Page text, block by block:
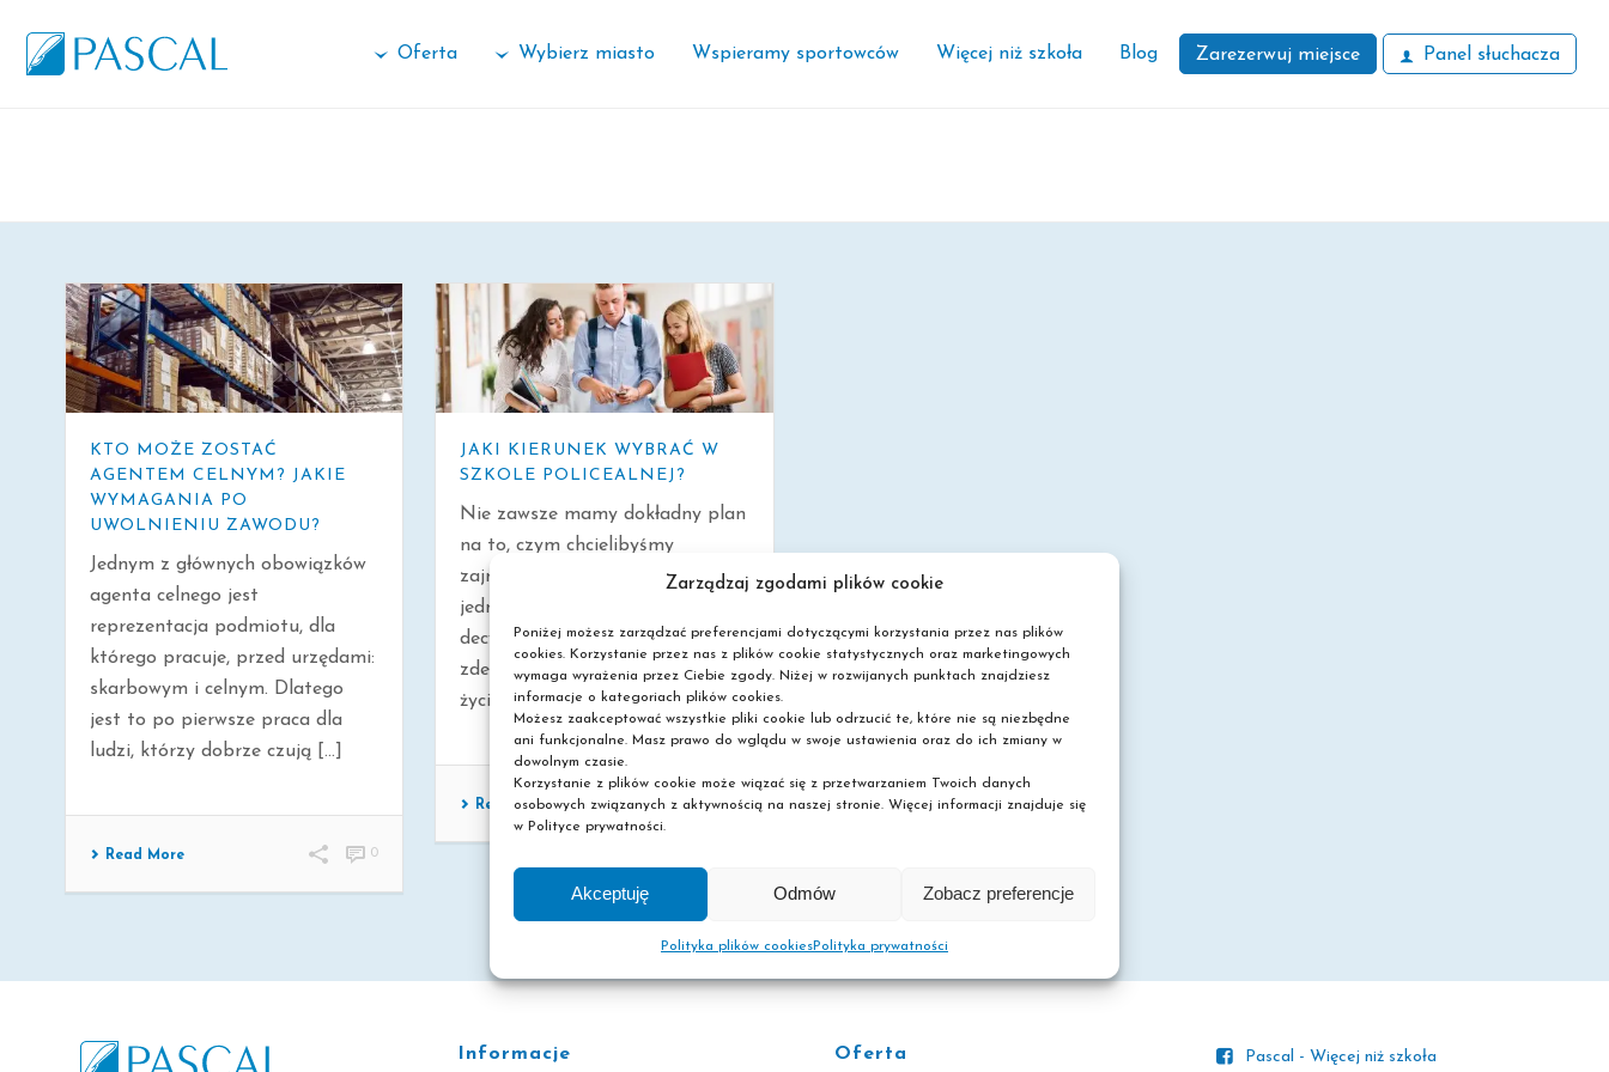
Zarządzaj zgodami plików cookie
Poniżej możesz zarządzać preferencjami dotyczącymi korzystania przez nas plików
cookies. Korzystanie przez nas z plików cookie statystycznych oraz marketingowych
wymaga wyrażenia przez Ciebie zgody. Niżej w rozwijanych punktach znajdziesz
informacje o kategoriach plików cookies.
Możesz zaakceptować wszystkie pliki cookie lub odrzucić te, które nie są niezbędne
ani funkcjonalne. Masz prawo do wglądu w swoje ustawienia oraz do ich zmiany w
dowolnym czasie.
Korzystanie z plików cookie może wiązać się z przetwarzaniem Twoich danych
osobowych związanych z aktywnością na naszej stronie. Więcej informacji znajduje się
w Polityce prywatności.
Akceptuję Odmów Zobacz preferencje
Polityka plików cookiesPolityka prywatności
Oferta Wybierz miasto Wspieramy sportowców Więcej niż szkoła Blog Zarezerwuj miejsce Panel słuchacza
KTO MOŻE ZOSTAĆ
AGENTEM CELNYM? JAKIE
WYMAGANIA PO
UWOLNIENIU ZAWODU?
Jednym z głównych obowiązków
agenta celnego jest
reprezentacja podmiotu, dla
którego pracuje, przed urzędami:
skarbowym i celnym. Dlatego
jest to po pierwsze praca dla
ludzi, którzy dobrze czują [...]
Read More 0
JAKI KIERUNEK WYBRAĆ W
SZKOLE POLICEALNEJ?
Nie zawsze mamy dokładny plan
na to, czym chcielibyśmy
zajmować się zawodowo. Jest to
jednocześnie bardzo poważna
decyzja, która może
zdeterminować wiele lat naszego
życia. Nie powinniśmy [...]
Read More 0
Informacje Oferta Pascal - Więcej niż szkoła